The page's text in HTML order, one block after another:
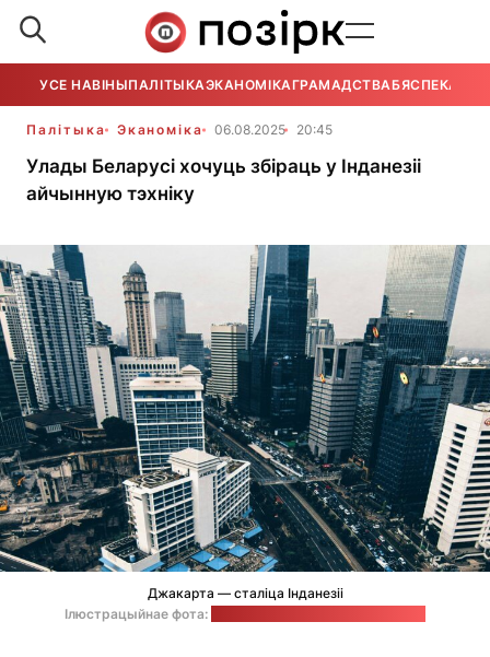
УСЕ НАВІНЫПАЛІТЫКАЭКАНОМІКАГРАМАДСТВАБЯСПЕКА
Палітыка Эканоміка 06.08.2025 20:45
Улады Беларусі хочуць збіраць у Інданезіі
айчынную тэхніку
Джакарта — сталіца Інданезіі
Ілюстрацыйнае фота: